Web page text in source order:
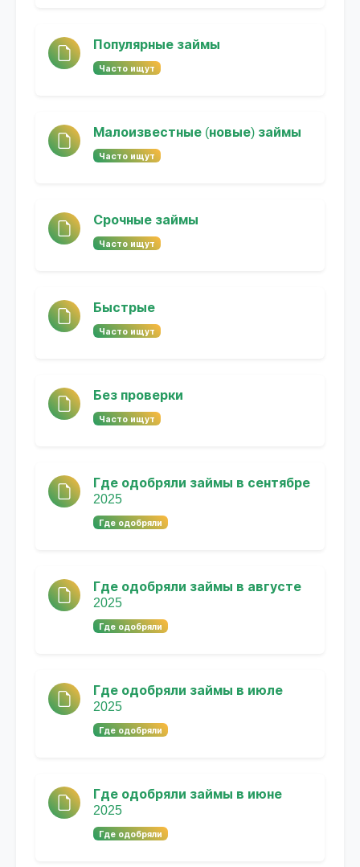
Популярные займы
Часто ищут
Малоизвестные (новые) займы
Часто ищут
Срочные займы
Часто ищут
Быстрые
Часто ищут
Без проверки
Часто ищут
Где одобряли займы в сентябре
2025
Где одобряли
Где одобряли займы в августе
2025
Где одобряли
Где одобряли займы в июле
2025
Где одобряли
Где одобряли займы в июне
2025
Где одобряли